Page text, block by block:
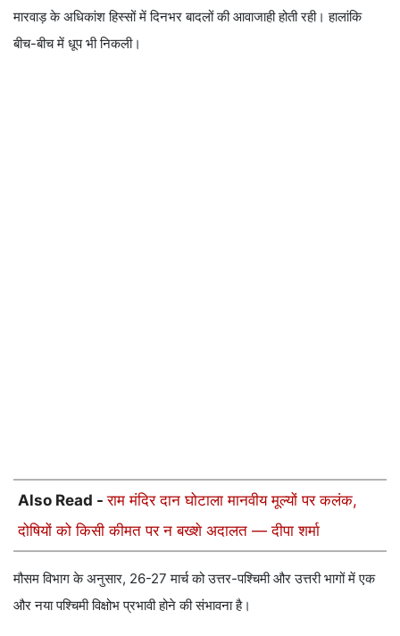
मारवाड़ के अधिकांश हिस्सों में दिनभर बादलों की आवाजाही होती रही। हालांकि
बीच-बीच में धूप भी निकली।
Also Read -राम मंदिर दान घोटाला मानवीय मूल्यों पर कलंक,
दोषियों को किसी कीमत पर न बख्शे अदालत — दीपा शर्मा
मौसम विभाग के अनुसार, 26-27 मार्च को उत्तर-पश्चिमी और उत्तरी भागों में एक
और नया पश्चिमी विक्षोभ प्रभावी होने की संभावना है।